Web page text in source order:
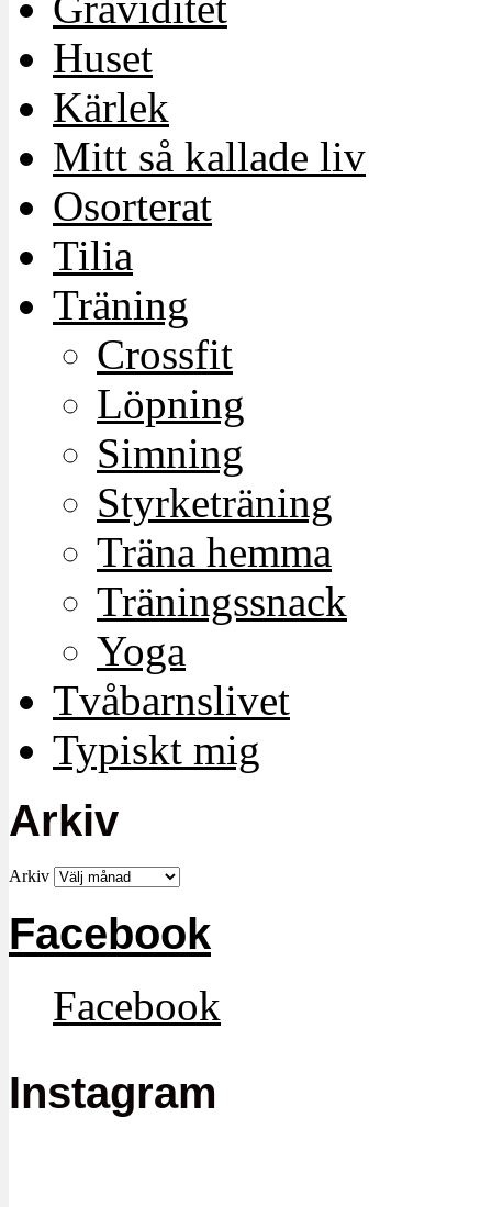
Huset
Kärlek
Mitt så kallade liv
Osorterat
Tilia
Träning
Crossfit
Löpning
Simning
Styrketräning
Träna hemma
Träningssnack
Yoga
Tvåbarnslivet
Typiskt mig
Arkiv
Arkiv
Facebook
Facebook
Instagram